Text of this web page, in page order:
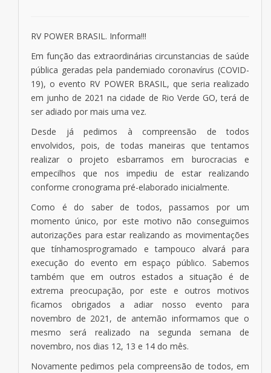
RV POWER BRASIL. Informa!!!
Em função das extraordinárias circunstancias de saúde
pública geradas pela pandemiado coronavírus (COVID-
19), o evento RV POWER BRASIL, que seria realizado
em junho de 2021 na cidade de Rio Verde GO, terá de
ser adiado por mais uma vez.
Desde já pedimos à compreensão de todos
envolvidos, pois, de todas maneiras que tentamos
realizar o projeto esbarramos em burocracias e
empecilhos que nos impediu de estar realizando
conforme cronograma pré-elaborado inicialmente.
Como é do saber de todos, passamos por um
momento único, por este motivo não conseguimos
autorizações para estar realizando as movimentações
que tínhamosprogramado e tampouco alvará para
execução do evento em espaço público. Sabemos
também que em outros estados a situação é de
extrema preocupação, por este e outros motivos
ficamos obrigados a adiar nosso evento para
novembro de 2021, de antemão informamos que o
mesmo será realizado na segunda semana de
novembro, nos dias 12, 13 e 14 do mês.
Novamente pedimos pela compreensão de todos, em